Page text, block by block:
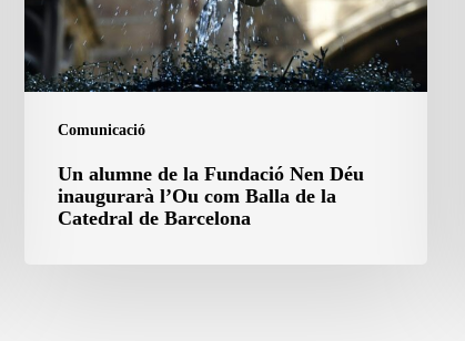
Comunicació
Déu
inaugurarà
l’Ou
Un alumne de la Fundació Nen Déu
inaugurarà l’Ou com Balla de la
Catedral de Barcelona